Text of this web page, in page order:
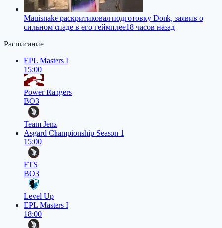
Mauisnake раскритиковал подготовку Donk, заявив о
сильном спаде в его геймплее18 часов назад
Расписание
EPL Masters I
15:00
Power Rangers
BO3
Team Jenz
Asgard Championship Season 1
15:00
FTS
BO3
Level Up
EPL Masters I
18:00